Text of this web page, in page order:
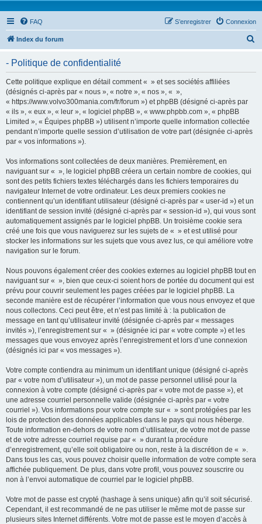
FAQ Connexion
S’enregistrer
Index du forum
- Politique de confidentialité
Cette politique explique en détail comment « » et ses sociétés affiliées
(désignés ci-après par « nous », « notre », « nos », « »,
« https://www.volvo300mania.com/fr/forum ») et phpBB (désigné ci-après par
« ils », « eux », « leur », « logiciel phpBB », « www.phpbb.com », « phpBB
Limited », « Équipes phpBB ») utilisent n’importe quelle information collectée
pendant n’importe quelle session d’utilisation de votre part (désignée ci-après
par « vos informations »).
Vos informations sont collectées de deux manières. Premièrement, en
naviguant sur « », le logiciel phpBB créera un certain nombre de cookies, qui
sont des petits fichiers textes téléchargés dans les fichiers temporaires du
navigateur Internet de votre ordinateur. Les deux premiers cookies ne
contiennent qu’un identifiant utilisateur (désigné ci-après par « user-id ») et un
identifiant de session invité (désigné ci-après par « session-id »), qui vous sont
automatiquement assignés par le logiciel phpBB. Un troisième cookie sera
créé une fois que vous naviguerez sur les sujets de « » et est utilisé pour
stocker les informations sur les sujets que vous avez lus, ce qui améliore votre
navigation sur le forum.
Nous pouvons également créer des cookies externes au logiciel phpBB tout en
naviguant sur « », bien que ceux-ci soient hors de portée du document qui est
prévu pour couvrir seulement les pages créées par le logiciel phpBB. La
seconde manière est de récupérer l’information que vous nous envoyez et que
nous collectons. Ceci peut être, et n’est pas limité à : la publication de
message en tant qu’utilisateur invité (désignée ci-après par « messages
invités »), l’enregistrement sur « » (désignée ici par « votre compte ») et les
messages que vous envoyez après l’enregistrement et lors d’une connexion
(désignés ici par « vos messages »).
Votre compte contiendra au minimum un identifiant unique (désigné ci-après
par « votre nom d’utilisateur »), un mot de passe personnel utilisé pour la
connexion à votre compte (désigné ci-après par « votre mot de passe »), et
une adresse courriel personnelle valide (désignée ci-après par « votre
courriel »). Vos informations pour votre compte sur « » sont protégées par les
lois de protection des données applicables dans le pays qui nous héberge.
Toute information en-dehors de votre nom d’utilisateur, de votre mot de passe
et de votre adresse courriel requise par « » durant la procédure
d’enregistrement, qu’elle soit obligatoire ou non, reste à la discrétion de « ».
Dans tous les cas, vous pouvez choisir quelle information de votre compte sera
affichée publiquement. De plus, dans votre profil, vous pouvez souscrire ou
non à l’envoi automatique de courriel par le logiciel phpBB.
Votre mot de passe est crypté (hashage à sens unique) afin qu’il soit sécurisé.
Cependant, il est recommandé de ne pas utiliser le même mot de passe sur
plusieurs sites Internet différents. Votre mot de passe est le moyen d’accès à